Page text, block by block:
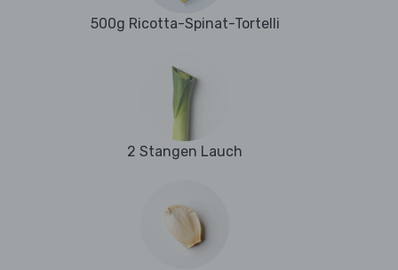
500g Ricotta-Spinat-Tortelli
2 Stangen Lauch